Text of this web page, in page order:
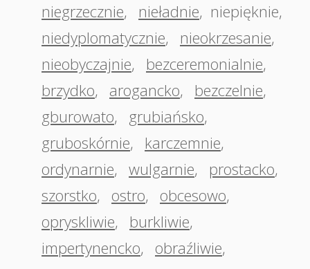
niegrzecznie, nieładnie, niepięknie,
niedyplomatycznie, nieokrzesanie,
nieobyczajnie, bezceremonialnie,
brzydko, arogancko, bezczelnie,
gburowato, grubiańsko,
gruboskórnie, karczemnie,
ordynarnie, wulgarnie, prostacko,
szorstko, ostro, obcesowo,
opryskliwie, burkliwie,
impertynencko, obraźliwie,